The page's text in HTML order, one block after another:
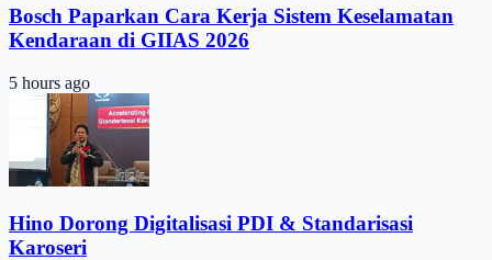
Bosch Paparkan Cara Kerja Sistem Keselamatan
Kendaraan di GIIAS 2026
5 hours ago
Hino Dorong Digitalisasi PDI & Standarisasi
Karoseri